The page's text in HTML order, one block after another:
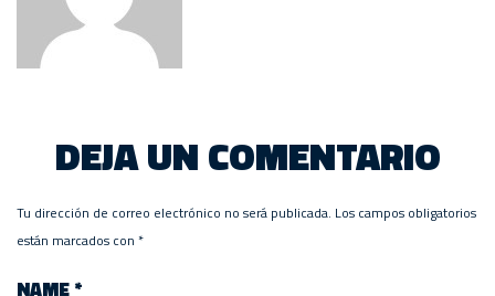
DEJA UN COMENTARIO
Tu dirección de correo electrónico no será publicada. Los campos obligatorios
están marcados con *
NAME*